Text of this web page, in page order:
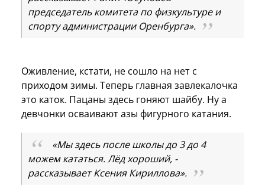
председатель комитета по физкультуре и
спорту администрации Оренбурга».
Оживление, кстати, не сошло на нет с
приходом зимы. Теперь главная завлекалочка
это каток. Пацаны здесь гоняют шайбу. Ну а
девчонки осваивают азы фигурного катания.
«Мы здесь после школы до 3 до 4
можем кататься. Лёд хороший, -
рассказывает Ксения Кириллова».